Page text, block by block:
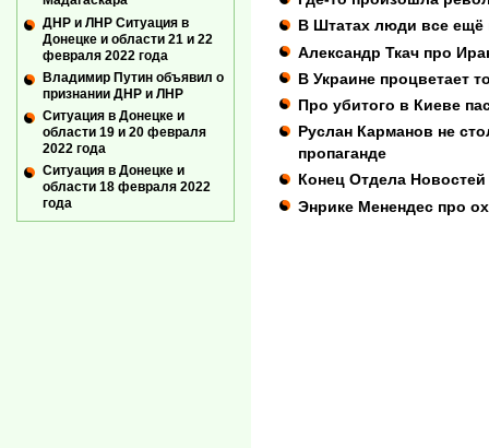
В Штатах люди все ещё
Александр Ткач про
В Украине процветает
Про убитого в Киеве
Руслан Карманов не
пропаганде
Конец Отдела Новостей
Энрике Менендес про
ДНР и ЛНР Ситуация в
Донецке и области 21 и 22
февраля 2022 года
Владимир Путин объявил о
признании ДНР и ЛНР
Ситуация в Донецке и
области 19 и 20 февраля
2022 года
Ситуация в Донецке и
области 18 февраля 2022
года